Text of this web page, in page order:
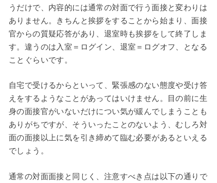
うだけで、内容的には通常の対面で行う面接と変わりは
ありません。きちんと挨拶をすることから始まり、面接
官からの質疑応答があり、退室時も挨拶をして終了しま
す。違うのは入室＝ログイン、退室＝ログオフ、となる
ことぐらいです。
自宅で受けるからといって、緊張感のない態度や受け答
えをするようなことがあってはいけません。目の前に生
身の面接官がいないだけについ気が緩んでしまうことも
ありがちですが、そういったことのないよう、むしろ対
面の面接以上に気を引き締めて臨む必要があるといえる
でしょう。
通常の対面面接と同じく、注意すべき点は以下の通りで